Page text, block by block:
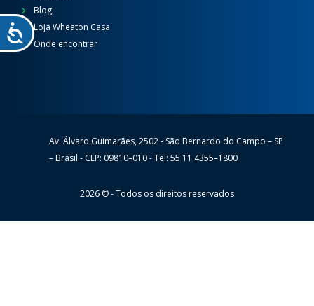
Blog
Loja Wheaton Casa
Onde encontrar
WheatonAv. Álvaro Guimarães, 2502 - São Bernardo do Campo – SP
– Brasil - CEP: 09810–010 - Tel: 55 11 4355–1800
2026 © - Todos os direitos reservados